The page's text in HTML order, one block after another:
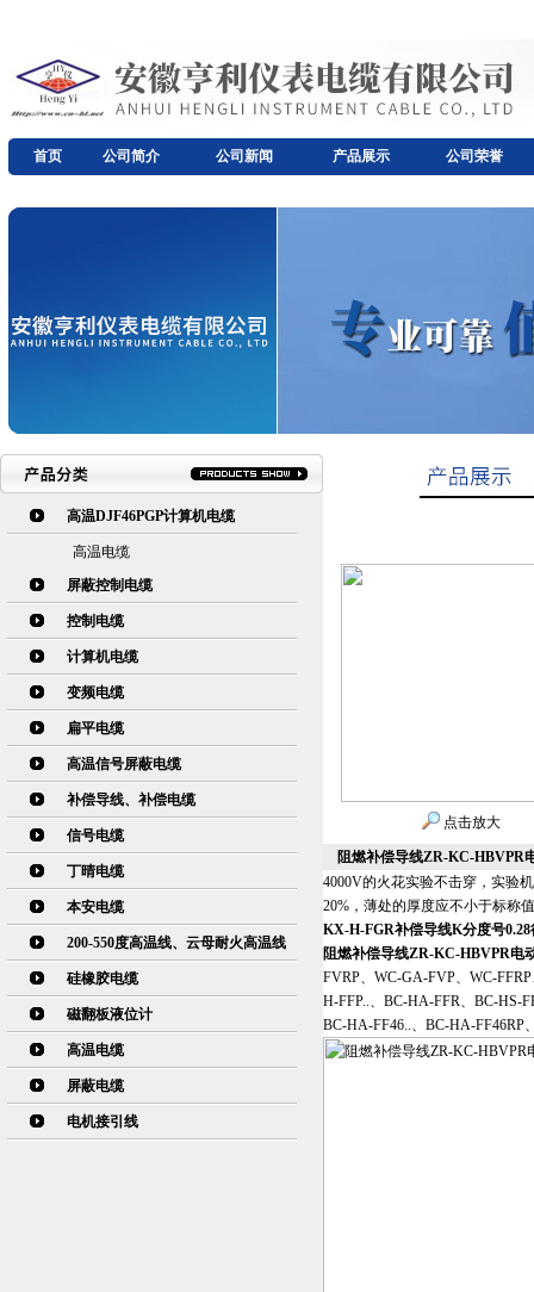
首页 公司简介 公司新闻 产品展示 公司荣誉
高温DJF46PGP计算机电缆
高温电缆
屏蔽控制电缆
控制电缆
计算机电缆
变频电缆
扁平电缆
高温信号屏蔽电缆
补偿导线、补偿电缆
信号电缆
丁晴电缆
本安电缆
200-550度高温线、云母耐火高温线
硅橡胶电缆
磁翻板液位计
高温电缆
屏蔽电缆
电机接引线
点击放大
阻燃补偿导线ZR-KC-HBVPR
4000V的火花实验不击穿，实验
20%，薄处的厚度应不小于标称
KX-H-FGR补偿导线K分度号0.28
阻燃补偿导线ZR-KC-HBVPR电
FVRP、WC-GA-FVP、WC-
H-FFP..、BC-HA-FFR、BC-HS-
BC-HA-FF46..、BC-HA-FF46RP